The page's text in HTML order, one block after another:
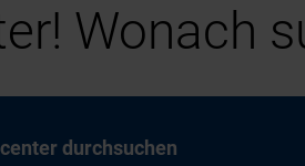
Wonach
durchsuchen